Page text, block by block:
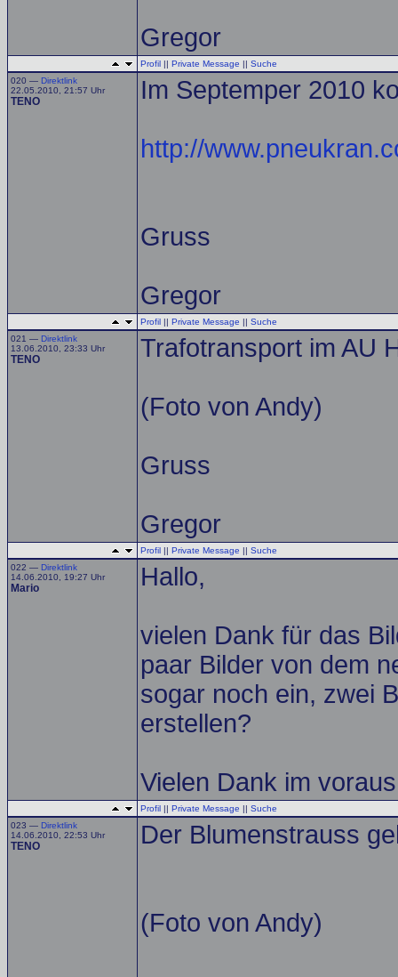
Gregor
Profil || Private Message || Suche
020 — Direktlink
22.05.2010, 21:57 Uhr
TENO Im Septemper 2010
http://
Gruss
Gregor
Profil || Private Message || Suche
021 — Direktlink
13.06.2010, 23:33 Uhr
TENO Trafotransport im AU
(Foto von Andy)
Gruss
Gregor
Profil || Private Message || Suche
022 — Direktlink
14.06.2010, 19:27 Uhr
Mario Hallo,
vielen Dank für das
paar Bilder von dem
sogar noch ein, zwei
erstellen?
Vielen Dank im
Profil || Private Message || Suche
023 — Direktlink
14.06.2010, 22:53 Uhr
TENO Der Blumenstrauss
(Foto von Andy)